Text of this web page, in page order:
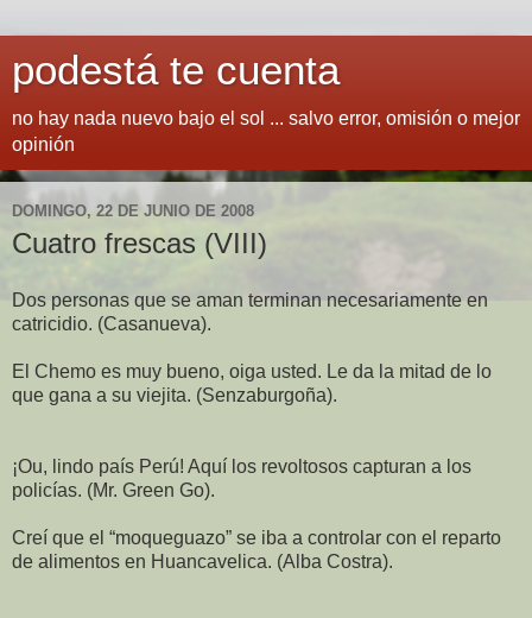
podestá te cuenta
no hay nada nuevo bajo el sol ... salvo error, omisión o mejor
opinión
DOMINGO, 22 DE JUNIO DE 2008
Cuatro frescas (VIII)
Dos personas que se aman terminan necesariamente en
catricidio. (Casanueva).
El Chemo es muy bueno, oiga usted. Le da la mitad de lo
que gana a su viejita. (Senzaburgoña).
¡Ou, lindo país Perú! Aquí los revoltosos capturan a los
policías. (Mr. Green Go).
Creí que el “moqueguazo” se iba a controlar con el reparto
de alimentos en Huancavelica. (Alba Costra).